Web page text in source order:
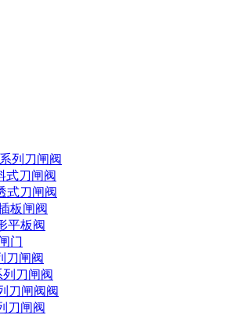
列刀闸阀
式刀闸阀
式刀闸阀
板闸阀
平板阀
门
刀闸阀
刀闸阀
刀闸阀阀
刀闸阀